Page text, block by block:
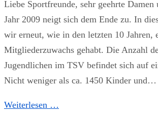
Liebe Sportfreunde, sehr geehrte Damen
Jahr 2009 neigt sich dem Ende zu. In
wir erneut, wie in den letzten 10 Jahren,
Mitgliederzuwachs gehabt. Die Anzahl
Jugendlichen im TSV befindet sich auf
Nicht weniger als ca. 1450 Kinder und…
Weiterlesen …